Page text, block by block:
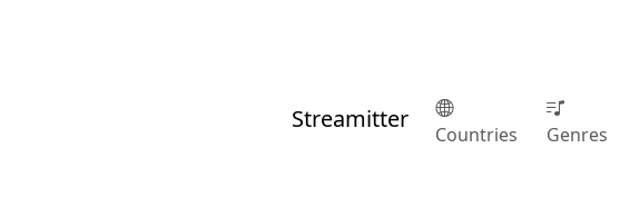
Streamitter
Countries Genres